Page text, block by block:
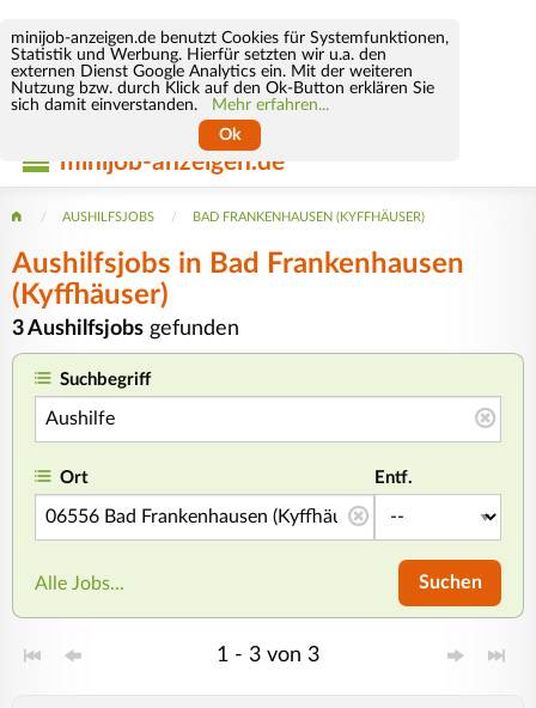
minijob-anzeigen.de benutzt Cookies für Systemfunktionen,
Statistik und Werbung. Hierfür setzten wir u.a. den
externen Dienst Google Analytics ein. Mit der weiteren
Nutzung bzw. durch Klick auf den Ok-Button erklären Sie
sich damit einverstanden.
Mehr erfahren...
Ok
minijob-anzeigen.de
AUSHILFSJOBS BAD FRANKENHAUSEN (KYFFHÄUSER)
Aushilfsjobs in Bad Frankenhausen
(Kyffhäuser)
3 Aushilfsjobs gefunden
Suchbegriff
Ort Entf.
Alle Jobs... Suchen
1 - 3 von 3